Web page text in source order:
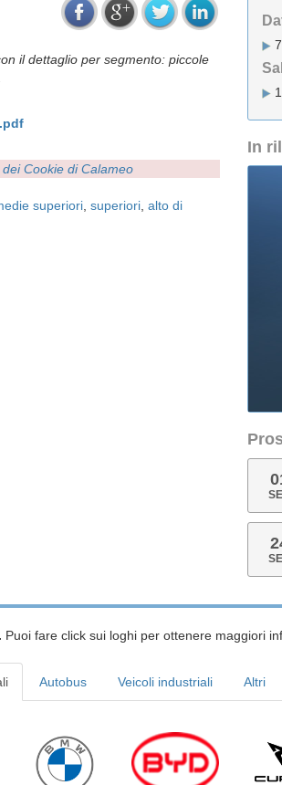
il dettaglio per segmento: piccole
Cookie di Calameo
superiori superiori alto di
In
Puoi fare click sui loghi per ottenere maggiori
Autobus Veicoli industriali Altri